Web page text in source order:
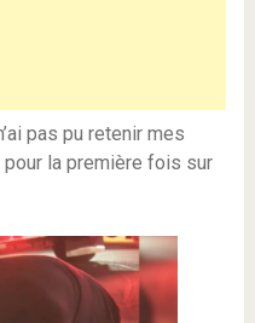
pas pu retenir mes
la première fois sur